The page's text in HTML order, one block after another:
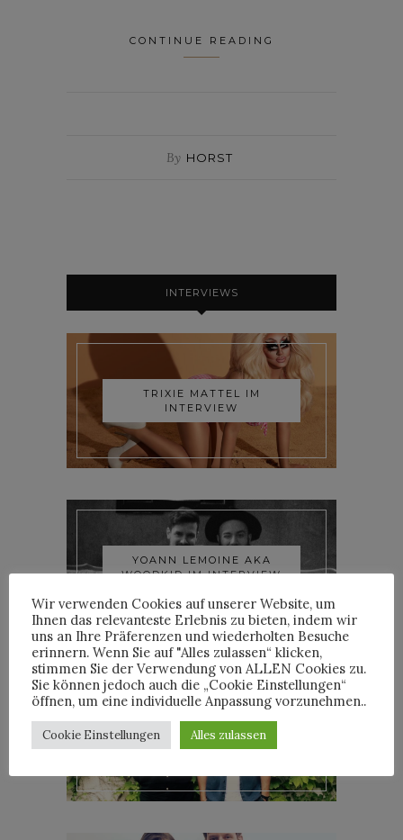
CONTINUE READING
By HORST
INTERVIEWS
TRIXIE MATTEL IM
INTERVIEW
YOANN LEMOINE AKA
WOODKID IM INTERVIEW
ROOSEVELT IM INTERVIEW
Wir verwenden Cookies auf unserer Website, um
Ihnen das relevanteste Erlebnis zu bieten, indem wir
uns an Ihre Präferenzen und wiederholten Besuche
erinnern. Wenn Sie auf "Alles zulassen“ klicken,
stimmen Sie der Verwendung von ALLEN Cookies zu.
Sie können jedoch auch die „Cookie Einstellungen“
öffnen, um eine individuelle Anpassung vorzunehmen..
Cookie Einstellungen Alles zulassen